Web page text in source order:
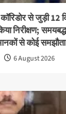
से जुड़ी 12
निरीक्षण;
से कोई समझौता
6 August 2026